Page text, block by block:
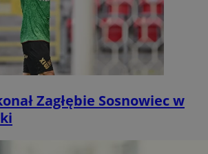
Zagłębie Sosnowiec w